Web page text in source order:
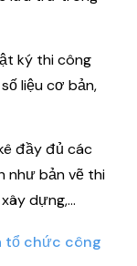
ký thi công
liệu cơ bản,
đầy đủ các
như bản vẽ thi
dựng,...
tổ chức công